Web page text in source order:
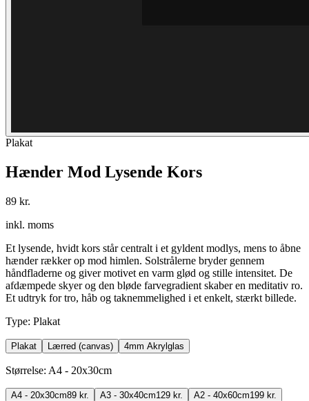
Plakat
Hænder Mod Lysende Kors
89 kr.
inkl. moms
Et lysende, hvidt kors står centralt i et gyldent modlys, mens to åbne
hænder rækker op mod himlen. Solstrålerne bryder gennem
håndfladerne og giver motivet en varm glød og stille intensitet. De
afdæmpede skyer og den bløde farvegradient skaber en meditativ ro.
Et udtryk for tro, håb og taknemmelighed i et enkelt, stærkt billede.
Type: Plakat
Plakat Lærred (canvas) 4mm Akrylglas
Størrelse: A4 - 20x30cm
A4 - 20x30cm89 kr. A3 - 30x40cm129 kr. A2 - 40x60cm199 kr.